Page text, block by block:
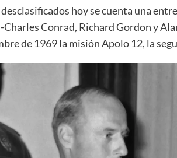
hoy se cuenta una
Conrad, Richard Gordon y
de 1969 la misión Apolo 12, la